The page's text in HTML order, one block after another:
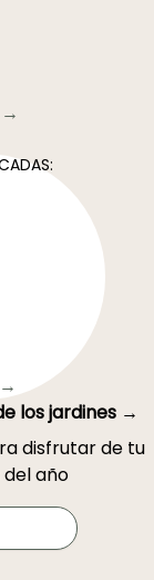
los jardines →
disfrutar de tu
año